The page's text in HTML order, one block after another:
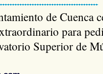
de Cuenca
para
Superior de